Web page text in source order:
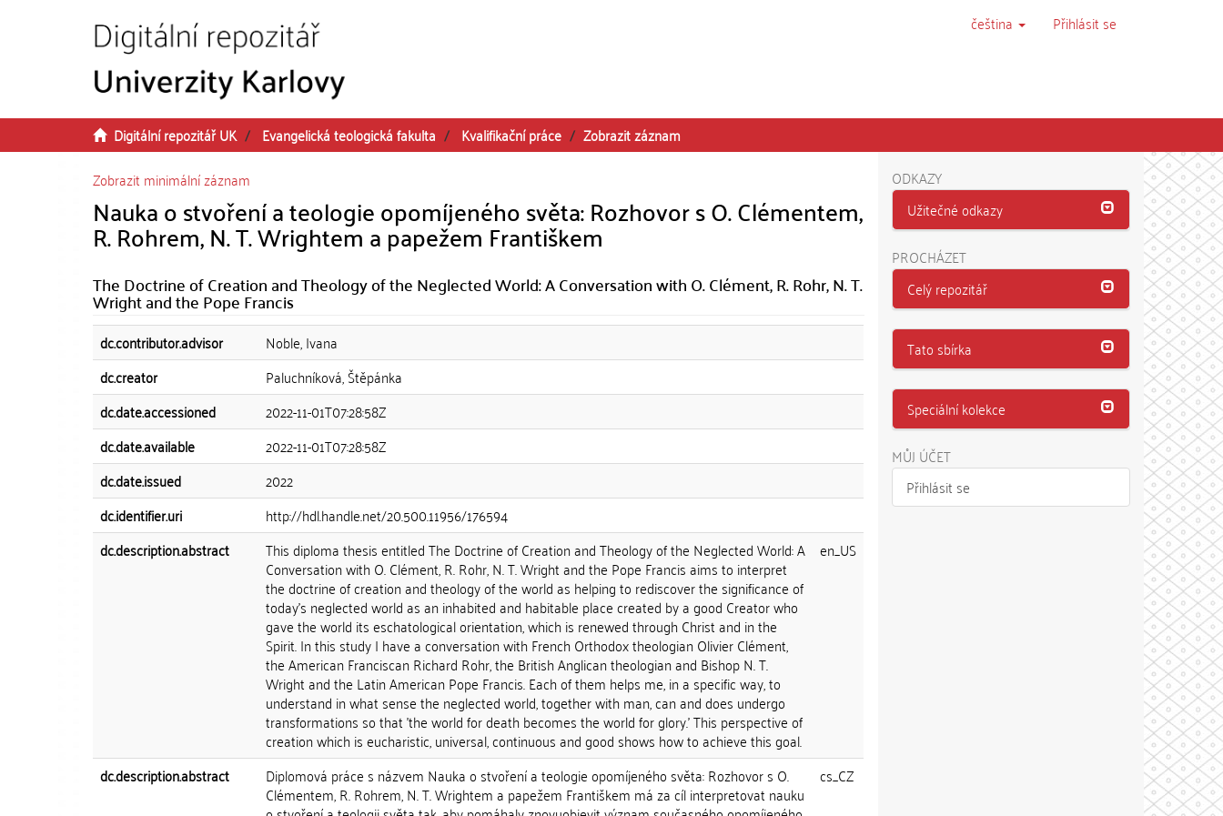
čeština Přihlásit se
Digitální repozitář UK Evangelická teologická fakulta Kvalifikační práce
Zobrazit záznam
Zobrazit minimální záznam
Nauka o stvoření a teologie opomíjeného světa: Rozhovor s O. Clémentem,
R. Rohrem, N. T. Wrightem a papežem Františkem
The Doctrine of Creation and Theology of the Neglected World: A Conversation with O. Clément, R. Rohr, N. T.
Wright and the Pope Francis
dc.contributor.advisor
Noble, Ivana
dc.creator
Paluchníková, Štěpánka
dc.date.accessioned
2022-11-01T07:28:58Z
dc.date.available
2022-11-01T07:28:58Z
dc.date.issued
2022
dc.identifier.uri
http://hdl.handle.net/20.500.11956/176594
dc.description.abstract
This diploma thesis entitled The Doctrine of Creation and Theology of the Neglected World: A
Conversation with O. Clément, R. Rohr, N. T. Wright and the Pope Francis aims to interpret
the doctrine of creation and theology of the world as helping to rediscover the significance of
today's neglected world as an inhabited and habitable place created by a good Creator who
gave the world its eschatological orientation, which is renewed through Christ and in the
Spirit. In this study I have a conversation with French Orthodox theologian Olivier Clément,
the American Franciscan Richard Rohr, the British Anglican theologian and Bishop N. T.
Wright and the Latin American Pope Francis. Each of them helps me, in a specific way, to
understand in what sense the neglected world, together with man, can and does undergo
transformations so that 'the world for death becomes the world for glory.' This perspective of
creation which is eucharistic, universal, continuous and good shows how to achieve this goal.
en_US
dc.description.abstract Diplomová práce s názvem Nauka o stvoření a teologie opomíjeného světa: Rozhovor s O.
Clémentem, R. Rohrem, N. T. Wrightem a papežem Františkem má za cíl interpretovat nauku
cs_CZ
ODKAZY
Užitečné odkazy
PROCHÁZET
Celý repozitář
Tato sbírka
Speciální kolekce
MŮJ ÚČET
Přihlásit se